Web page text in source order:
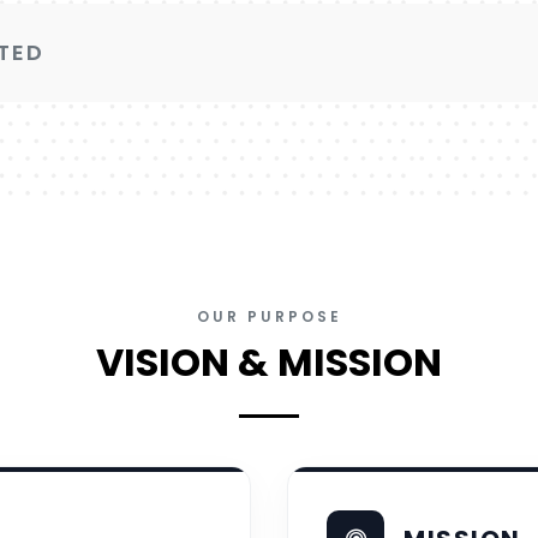
OUR PURPOSE
VISION & MISSION